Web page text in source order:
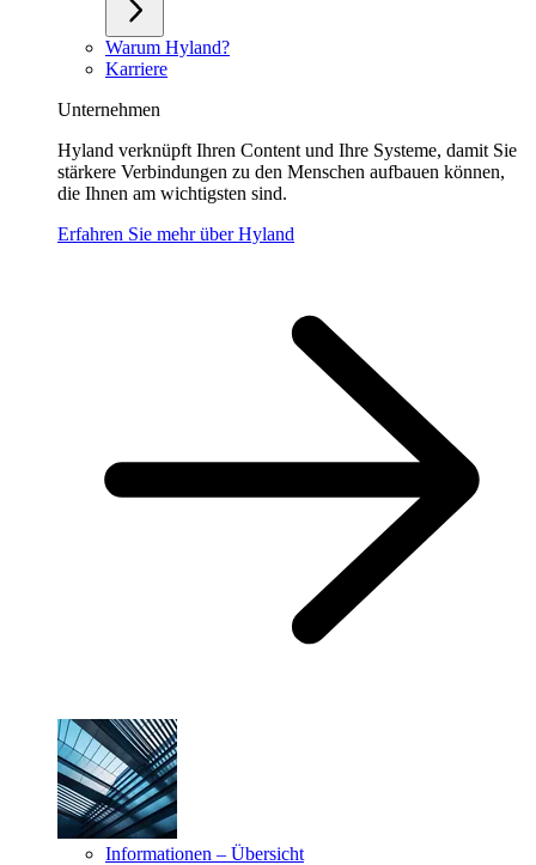
Warum Hyland?
Karriere
Unternehmen
Hyland verknüpft Ihren Content und Ihre Systeme, damit Sie
stärkere Verbindungen zu den Menschen aufbauen können,
die Ihnen am wichtigsten sind.
Erfahren Sie mehr über Hyland
Informationen – Übersicht